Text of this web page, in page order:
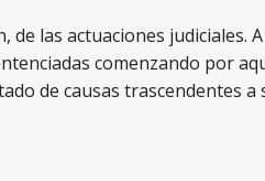
las actuaciones judiciales.
comenzando por
de causas trascendentes